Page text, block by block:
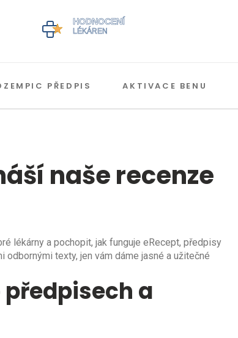
PŘEDPIS AKTIVACE BENU
naše recenze
lékárny a pochopit, jak funguje eRecept, předpisy
texty, jen vám dáme jasné a užitečné
a